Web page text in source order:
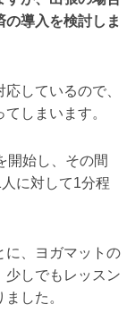
導入を検討しま
しているので、
しまいます。
開始し、その間
に対して1分程
に、ヨガマットの
少しでもレッスン
した。